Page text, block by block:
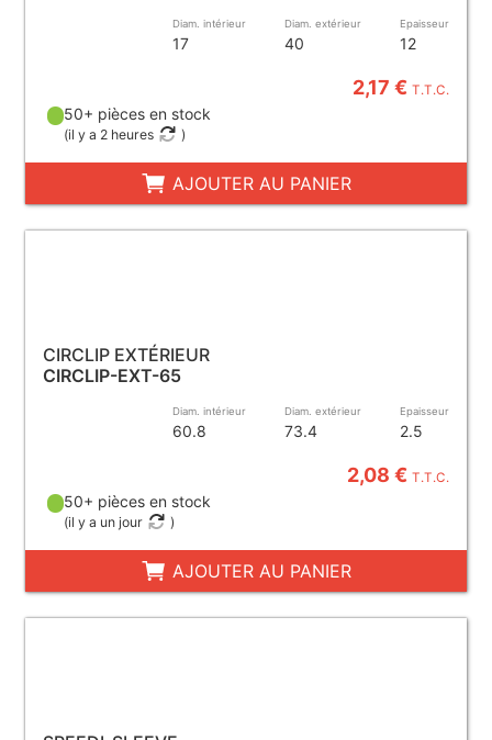
Diam. intérieur
17
Diam. extérieur
40
Epaisseur
12
2,17 €T.T.C.
50+ pièces en stock
(il y a 2 heures )
AJOUTER AU PANIER
CIRCLIP EXTÉRIEUR
CIRCLIP-EXT-65
Diam. intérieur
60.8
Diam. extérieur
73.4
Epaisseur
2.5
2,08 €T.T.C.
50+ pièces en stock
(il y a un jour )
AJOUTER AU PANIER